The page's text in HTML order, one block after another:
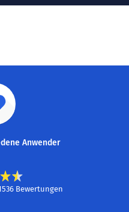
Anwender
Bewertungen